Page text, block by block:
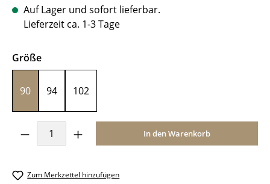
Auf Lager und sofort lieferbar.
Lieferzeit ca. 1-3 Tage
Größeauswählen
90 94 102
Produkt Anzahl: Gib den gewünschten
In den Warenkorb
Zum Merkzettel hinzufügen